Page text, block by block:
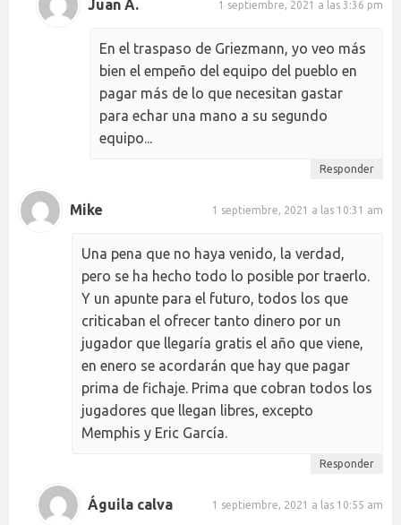
Juan A. 1 septiembre, 2021 a las 3:36 pm
En el traspaso de Griezmann, yo veo más
bien el empeño del equipo del pueblo en
pagar más de lo que necesitan gastar
para echar una mano a su segundo
equipo...
Responder
Mike 1 septiembre, 2021 a las 10:31 am
Una pena que no haya venido, la verdad,
pero se ha hecho todo lo posible por traerlo.
Y un apunte para el futuro, todos los que
criticaban el ofrecer tanto dinero por un
jugador que llegaría gratis el año que viene,
en enero se acordarán que hay que pagar
prima de fichaje. Prima que cobran todos los
jugadores que llegan libres, excepto
Memphis y Eric García.
Responder
Águila calva 1 septiembre, 2021 a las 10:55 am